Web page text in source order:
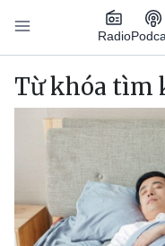
Nhảy đến nội dung
Radio
Main
Từ khóa tìm